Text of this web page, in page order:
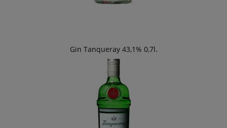
Gin Tanqueray 43,1% 0,7l.